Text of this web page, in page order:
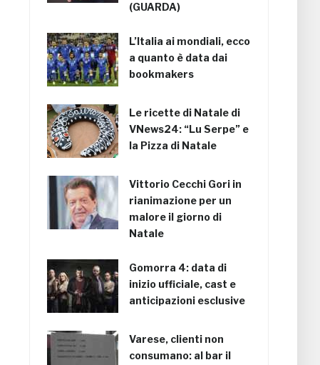
(GUARDA)
L’Italia ai mondiali, ecco
a quanto è data dai
bookmakers
Le ricette di Natale di
VNews24: “Lu Serpe” e
la Pizza di Natale
Vittorio Cecchi Gori in
rianimazione per un
malore il giorno di
Natale
Gomorra 4: data di
inizio ufficiale, cast e
anticipazioni esclusive
Varese, clienti non
consumano: al bar il